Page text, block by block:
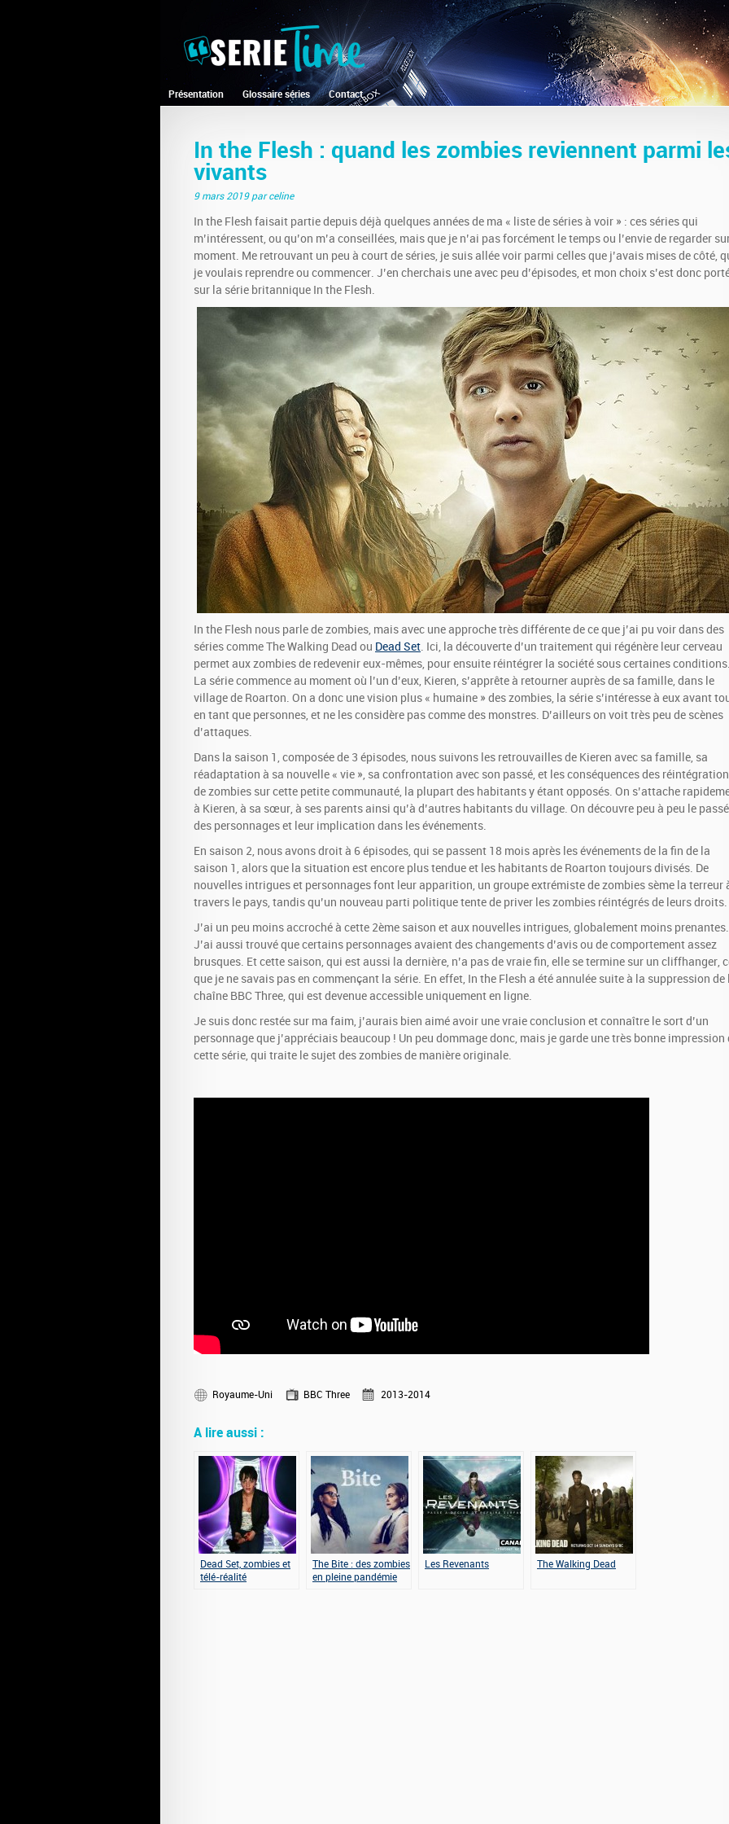
Présentation Glossaire séries Contact
In the Flesh : quand les zombies reviennent parmi
vivants
9 mars 2019par celine
In the Flesh faisait partie depuis déjà quelques années de ma « liste de séries à voir » : ces séries qui
m’intéressent, ou qu’on m’a conseillées, mais que je n’ai pas forcément le temps ou l’envie de regarder
moment. Me retrouvant un peu à court de séries, je suis allée voir parmi celles que j’avais mises de côté,
je voulais reprendre ou commencer. J’en cherchais une avec peu d’épisodes, et mon choix s’est donc
sur la série britannique In the Flesh.
In the Flesh nous parle de zombies, mais avec une approche très différente de ce que j’ai pu voir dans des
séries comme The Walking Dead ou Dead Set. Ici, la découverte d’un traitement qui régénère leur cerveau
permet aux zombies de redevenir eux-mêmes, pour ensuite réintégrer la société sous certaines conditions.
La série commence au moment où l’un d’eux, Kieren, s’apprête à retourner auprès de sa famille, dans le
village de Roarton. On a donc une vision plus « humaine » des zombies, la série s’intéresse à eux avant
en tant que personnes, et ne les considère pas comme des monstres. D’ailleurs on voit très peu de scènes
d’attaques.
Dans la saison 1, composée de 3 épisodes, nous suivons les retrouvailles de Kieren avec sa famille, sa
réadaptation à sa nouvelle « vie », sa confrontation avec son passé, et les conséquences des
de zombies sur cette petite communauté, la plupart des habitants y étant opposés. On s’attache
à Kieren, à sa sœur, à ses parents ainsi qu’à d’autres habitants du village. On découvre peu à peu le passé
des personnages et leur implication dans les événements.
En saison 2, nous avons droit à 6 épisodes, qui se passent 18 mois après les événements de la fin de la
saison 1, alors que la situation est encore plus tendue et les habitants de Roarton toujours divisés. De
nouvelles intrigues et personnages font leur apparition, un groupe extrémiste de zombies sème la terreur
travers le pays, tandis qu’un nouveau parti politique tente de priver les zombies réintégrés de leurs droits.
J’ai un peu moins accroché à cette 2ème saison et aux nouvelles intrigues, globalement moins prenantes.
J’ai aussi trouvé que certains personnages avaient des changements d’avis ou de comportement assez
brusques. Et cette saison, qui est aussi la dernière, n’a pas de vraie fin, elle se termine sur un cliffhanger,
que je ne savais pas en commençant la série. En effet, In the Flesh a été annulée suite à la suppression de
chaîne BBC Three, qui est devenue accessible uniquement en ligne.
Je suis donc restée sur ma faim, j’aurais bien aimé avoir une vraie conclusion et connaître le sort d’un
personnage que j’appréciais beaucoup ! Un peu dommage donc, mais je garde une très bonne impression
cette série, qui traite le sujet des zombies de manière originale.
Royaume-Uni BBC Three 2013-2014
A lire aussi :
Dead Set, zombies et
télé-réalité
The Bite : des zombies
en pleine pandémie
Les Revenants The Walking Dead